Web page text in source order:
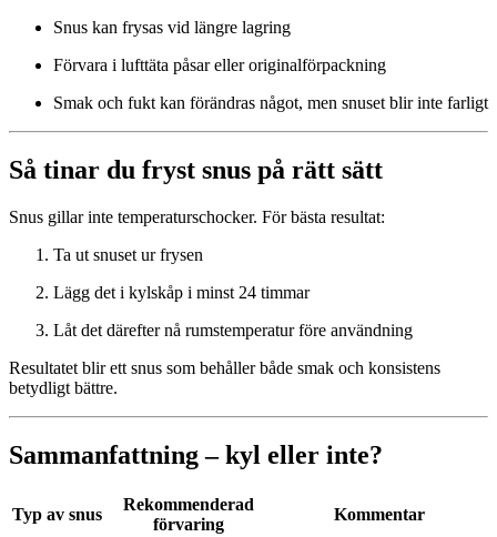
Snus kan frysas vid längre lagring
Förvara i lufttäta påsar eller originalförpackning
Smak och fukt kan förändras något, men snuset blir inte farligt
Så tinar du fryst snus på rätt sätt
Snus gillar inte temperaturschocker. För bästa resultat:
Ta ut snuset ur frysen
Lägg det i kylskåp i minst 24 timmar
Låt det därefter nå rumstemperatur före användning
Resultatet blir ett snus som behåller både smak och konsistens
betydligt bättre.
Sammanfattning – kyl eller inte?
Typ av snus
Rekommenderad
förvaring
Kommentar